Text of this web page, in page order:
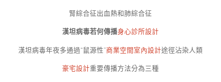
腎綜合征出血熱和肺綜合征
漢坦病毒若何傳播身心診所設計
漢坦病毒年夜多通過“鼠源性”商業空間室內設計途徑沾染人類
豪宅設計重要傳播方法分為三種